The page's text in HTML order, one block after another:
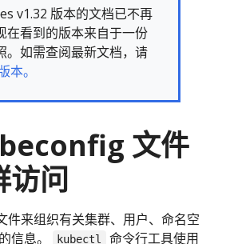
v1.32 版本的文档已不再
在看到的版本来自于一份
。如需查阅最新文档，请
本。
文件
访问
来组织有关集群、用户、命名空
信息。
kubectl
命令行工具使用